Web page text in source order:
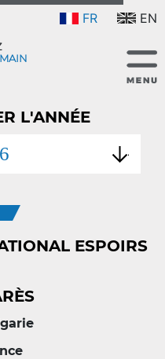
FR EN
L'ANNÉE
ESPOIRS